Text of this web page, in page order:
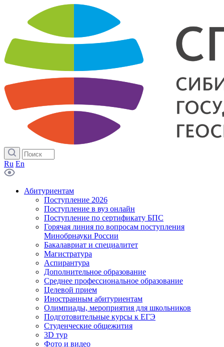
Ru En
Абитуриентам
Поступление 2026
Поступление в вуз онлайн
Поступление по сертификату БПС
Горячая линия по вопросам поступления
Минобрнауки России
Бакалавриат и специалитет
Магистратура
Аспирантура
Дополнительное образование
Среднее профессиональное образование
Целевой прием
Иностранным абитуриентам
Олимпиады, мероприятия для школьников
Подготовительные курсы к ЕГЭ
Студенческие общежития
3D тур
Фото и видео